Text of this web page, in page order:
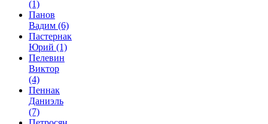
(1)
Панов
Вадим (6)
Пастернак
Юрий (1)
Пелевин
Виктор
(4)
Пеннак
Даниэль
(7)